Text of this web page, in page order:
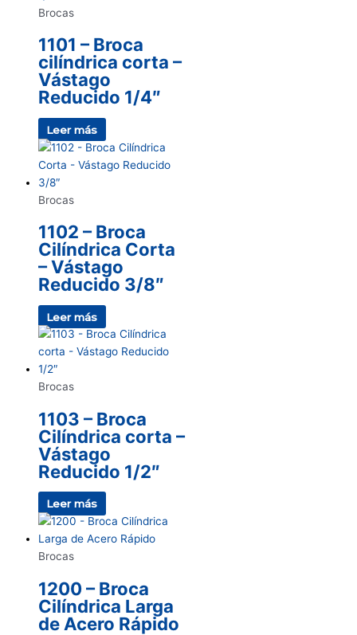
Brocas
1101 – Broca
cilíndrica corta –
Vástago
Reducido 1/4″
Leer más
Brocas
1102 – Broca
Cilíndrica Corta
– Vástago
Reducido 3/8″
Leer más
Brocas
1103 – Broca
Cilíndrica corta –
Vástago
Reducido 1/2″
Leer más
Brocas
1200 – Broca
Cilíndrica Larga
de Acero Rápido